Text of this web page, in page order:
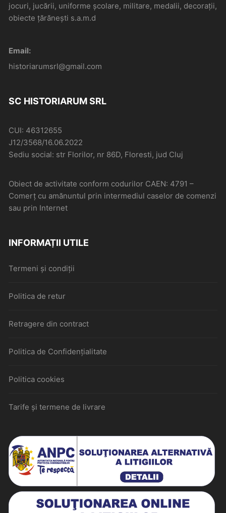
jocuri, jucării, uniforme școlare, militare, medalii, decorații,
obiecte țărănești s.a.m.d
Email:
historiarumsrl@gmail.com
SC HISTORIARUM SRL
CUI: 46312655
J12/3568/16.06.2022
Sediu social: str Florilor, nr 86D, Floresti, jud Cluj
Obiect de activitate conform codurilor CAEN: 4791 –
Comerţ cu amănuntul prin intermediul caselor de comenzi
sau prin Internet
INFORMAȚII UTILE
Termeni și condiții
Politica de retur
Retragere din contract
Politica de Confidențialitate
Politica cookies
Tarife și termene de livrare